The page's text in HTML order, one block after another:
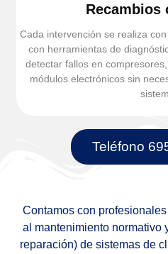
Recambios
Cada intervención se realiza
con herramientas de
detectar fallos en
módulos electrónicos sin
Teléfono
Contamos con
al mantenimiento normativo
reparación) de sistemas de